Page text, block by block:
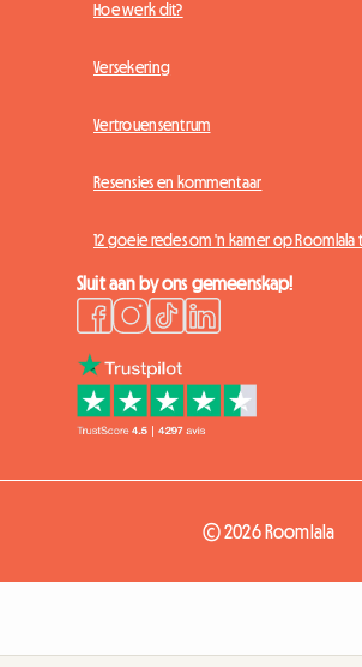
Hoe werk dit?
Versekering
Vertrouensentrum
Resensies en kommentaar
12 goeie redes om 'n kamer op Roomlala
Sluit aan by ons gemeenskap!
© 2026 Roomlala